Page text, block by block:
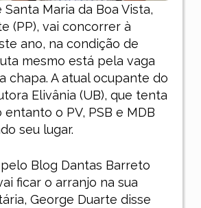
Maria da Boa Vista,
(PP), vai concorrer à
ano, na condição de
mesmo está pela vaga
chapa. A atual ocupante do
Elivânia (UB), que tenta
entanto o PV, PSB e MDB
seu lugar.
Blog Dantas Barreto
ficar o arranjo na sua
George Duarte disse